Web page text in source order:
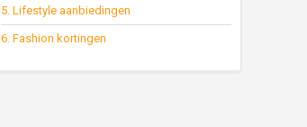
5. Lifestyle aanbiedingen
6. Fashion kortingen